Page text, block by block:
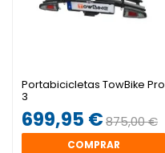
Portabicicletas TowBike Pro
3
699,95 €875,00 €
COMPRAR